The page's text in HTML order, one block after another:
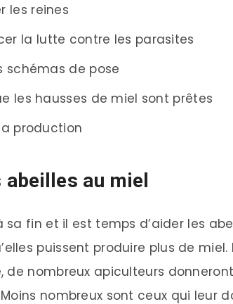
les reines
la lutte contre les parasites
schémas de pose
les hausses de miel sont prêtes
production
au miel
sa fin et il est temps d’aider les
puissent produire plus de
de nombreux apiculteurs
nombreux sont ceux qui leur